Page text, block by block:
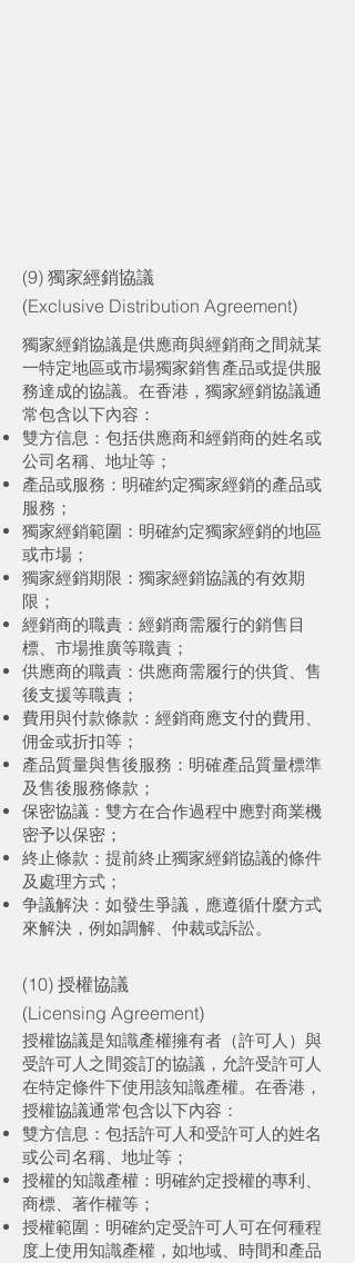
(9) 獨家經銷協議
(Exclusive Distribution Agreement)
獨家經銷協議是供應商與經銷商之間就某
一特定地區或市場獨家銷售產品或提供服
務達成的協議。在香港，獨家經銷協議通
常包含以下內容：
雙方信息：包括供應商和經銷商的姓名或
公司名稱、地址等；
產品或服務：明確約定獨家經銷的產品或
服務；
獨家經銷範圍：明確約定獨家經銷的地區
或市場；
獨家經銷期限：獨家經銷協議的有效期
限；
經銷商的職責：經銷商需履行的銷售目
標、市場推廣等職責；
供應商的職責：供應商需履行的供貨、售
後支援等職責；
費用與付款條款：經銷商應支付的費用、
佣金或折扣等；
產品質量與售後服務：明確產品質量標準
及售後服務條款；
保密協議：雙方在合作過程中應對商業機
密予以保密；
終止條款：提前終止獨家經銷協議的條件
及處理方式；
争議解決：如發生爭議，應遵循什麼方式
來解決，例如調解、仲裁或訴訟。
(10) 授權協議
(Licensing Agreement)
授權協議是知識產權擁有者（許可人）與
受許可人之間簽訂的協議，允許受許可人
在特定條件下使用該知識產權。在香港，
授權協議通常包含以下內容：
雙方信息：包括許可人和受許可人的姓名
或公司名稱、地址等；
授權的知識產權：明確約定授權的專利、
商標、著作權等；
授權範圍：明確約定受許可人可在何種程
度上使用知識產權，如地域、時間和產品